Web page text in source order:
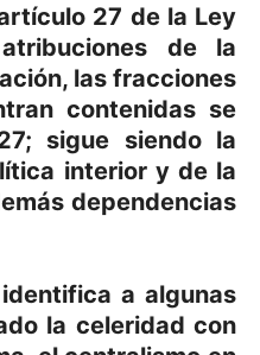
27 de la Ley
de la
las fracciones
contenidas se
sigue siendo la
interior y de la
dependencias
a algunas
la celeridad con